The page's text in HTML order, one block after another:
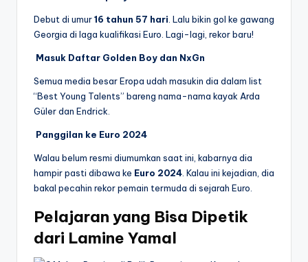
Debut di umur16 tahun 57 hari . Lalu bikin gol ke gawang
Georgia di laga kualifikasi Euro. Lagi-lagi, rekor baru!
Masuk Daftar Golden Boy dan NxGn
Semua media besar Eropa udah masukin dia dalam list
“Best Young Talents” bareng nama-nama kayak Arda
Güler dan Endrick.
Panggilan ke Euro 2024
Walau belum resmi diumumkan saat ini, kabarnya dia
hampir pasti dibawa ke Euro 2024 . Kalau ini kejadian, dia
bakal pecahin rekor pemain termuda di sejarah Euro.
Pelajaran yang Bisa Dipetik
dari Lamine Yamal